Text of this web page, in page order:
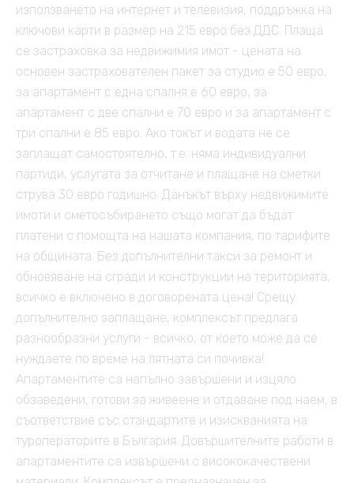
използването на интернет и телевизия, поддръжка на
ключови карти в размер на 215 евро без ДДС. Плаща
се застраховка за недвижимия имот - цената на
основен застрахователен пакет за студио е 50 евро,
за апартамент с една спалня е 60 евро, за
апартамент с две спални е 70 евро и за апартамент с
три спални е 85 евро. Ако токът и водата не се
заплащат самостоятелно, т.е. няма индивидуални
партиди, услугата за отчитане и плащане на сметки
струва 30 евро годишно. Данъкът върху недвижимите
имоти и сметосъбирането също могат да бъдат
платени с помощта на нашата компания, по тарифите
на общината. Без допълнителни такси за ремонт и
обновяване на сгради и конструкции на територията,
всичко е включено в договорената цена! Срещу
допълнително заплащане, комплексът предлага
разнообразни услуги - всичко, от което може да се
нуждаете по време на лятната си почивка!
Апартаментите са напълно завършени и изцяло
обзаведени, готови за живеене и отдаване под наем, в
съответствие със стандартите и изискванията на
туроператорите в България. Довършителните работи в
апартаментите са извършени с висококачествени